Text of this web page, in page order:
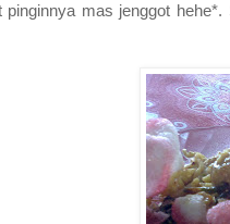
mas jenggot